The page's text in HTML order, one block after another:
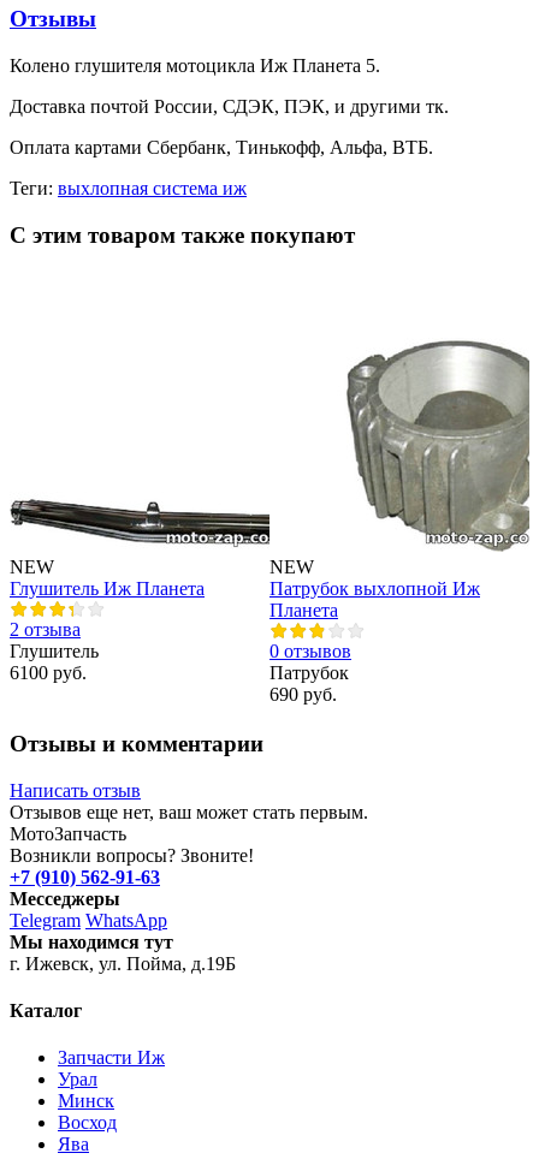
Отзывы
Колено глушителя мотоцикла Иж Планета 5.
Доставка почтой России, СДЭК, ПЭК, и другими тк.
Оплата картами Сбербанк, Тинькофф, Альфа, ВТБ.
Теги: выхлопная система иж
С этим товаром также покупают
NEW
Глушитель Иж Планета
2 отзыва
Глушитель
6100 руб.
NEW
Патрубок выхлопной Иж
Планета
0 отзывов
Патрубок
690 руб.
Отзывы и комментарии
Написать отзыв
Отзывов еще нет, ваш может стать первым.
МотоЗапчасть
Возникли вопросы? Звоните!
+7 (910) 562-91-63
Месседжеры
Telegram WhatsApp
Мы находимся тут
г. Ижевск, ул. Пойма, д.19Б
Каталог
Запчасти Иж
Урал
Минск
Восход
Ява